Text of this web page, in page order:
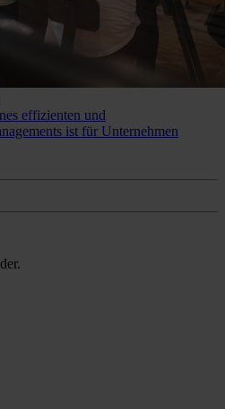
effizienten und
ist für Unternehmen